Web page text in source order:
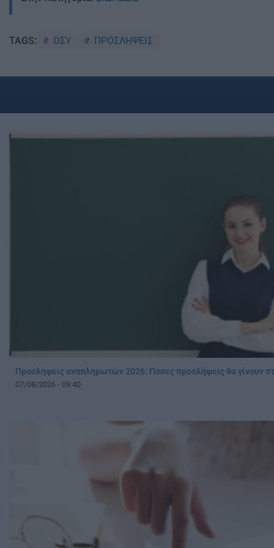
TAGS: ΟΣΥ ΠΡΟΣΛΗΨΕΙΣ
Προσλήψεις αναπληρωτών 2026: Πόσες προσλήψεις θα γίνουν
07/08/2026 - 09:40